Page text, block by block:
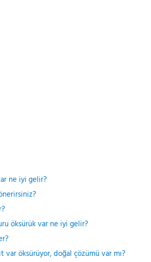
ne iyi gelir?
öksürük var ne iyi gelir?
var öksürüyor, doğal çözümü var mı?